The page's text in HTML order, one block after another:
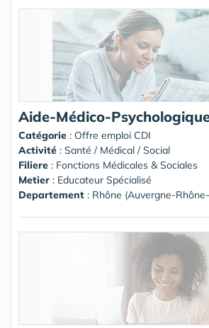
Aide-Médico-
Catégorie : Offre emploi CDI
Activité : Santé / Médical / Social
Filiere : Fonctions Médicales & Sociales
Metier : Educateur Spécialisé
Departement : Rhône (Auvergne-